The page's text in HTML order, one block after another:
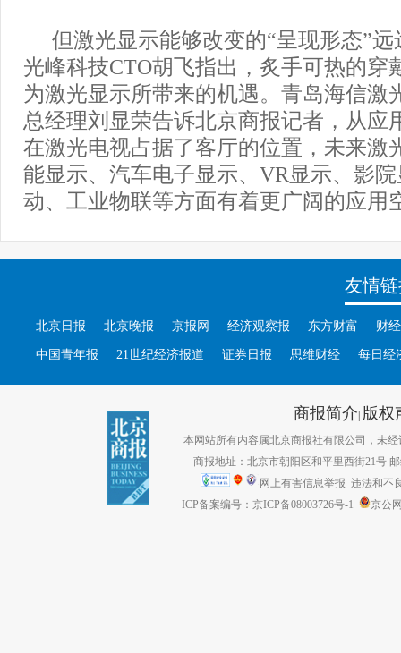
但激光显示能够改变的“呈现形态”远
光峰科技CTO胡飞指出，炙手可热的穿
为激光显示所带来的机遇。青岛海信激
总经理刘显荣告诉北京商报记者，从应
在激光电视占据了客厅的位置，未来激
能显示、汽车电子显示、VR显示、影
动、工业物联等方面有着更广阔的应用
友情
北京日报 北京晚报 京报网 经济观察报 东方财富 财
中国青年报 21世纪经济报道 证券日报 思维财经 每日经
商报简介| 版权
本网站所有内容属北京商报社有限公司，未经
商报地址：北京市朝阳区和平里西街21号
网上有害信息举报 违法和不
ICP备案编号：京ICP备08003726号-1
京公